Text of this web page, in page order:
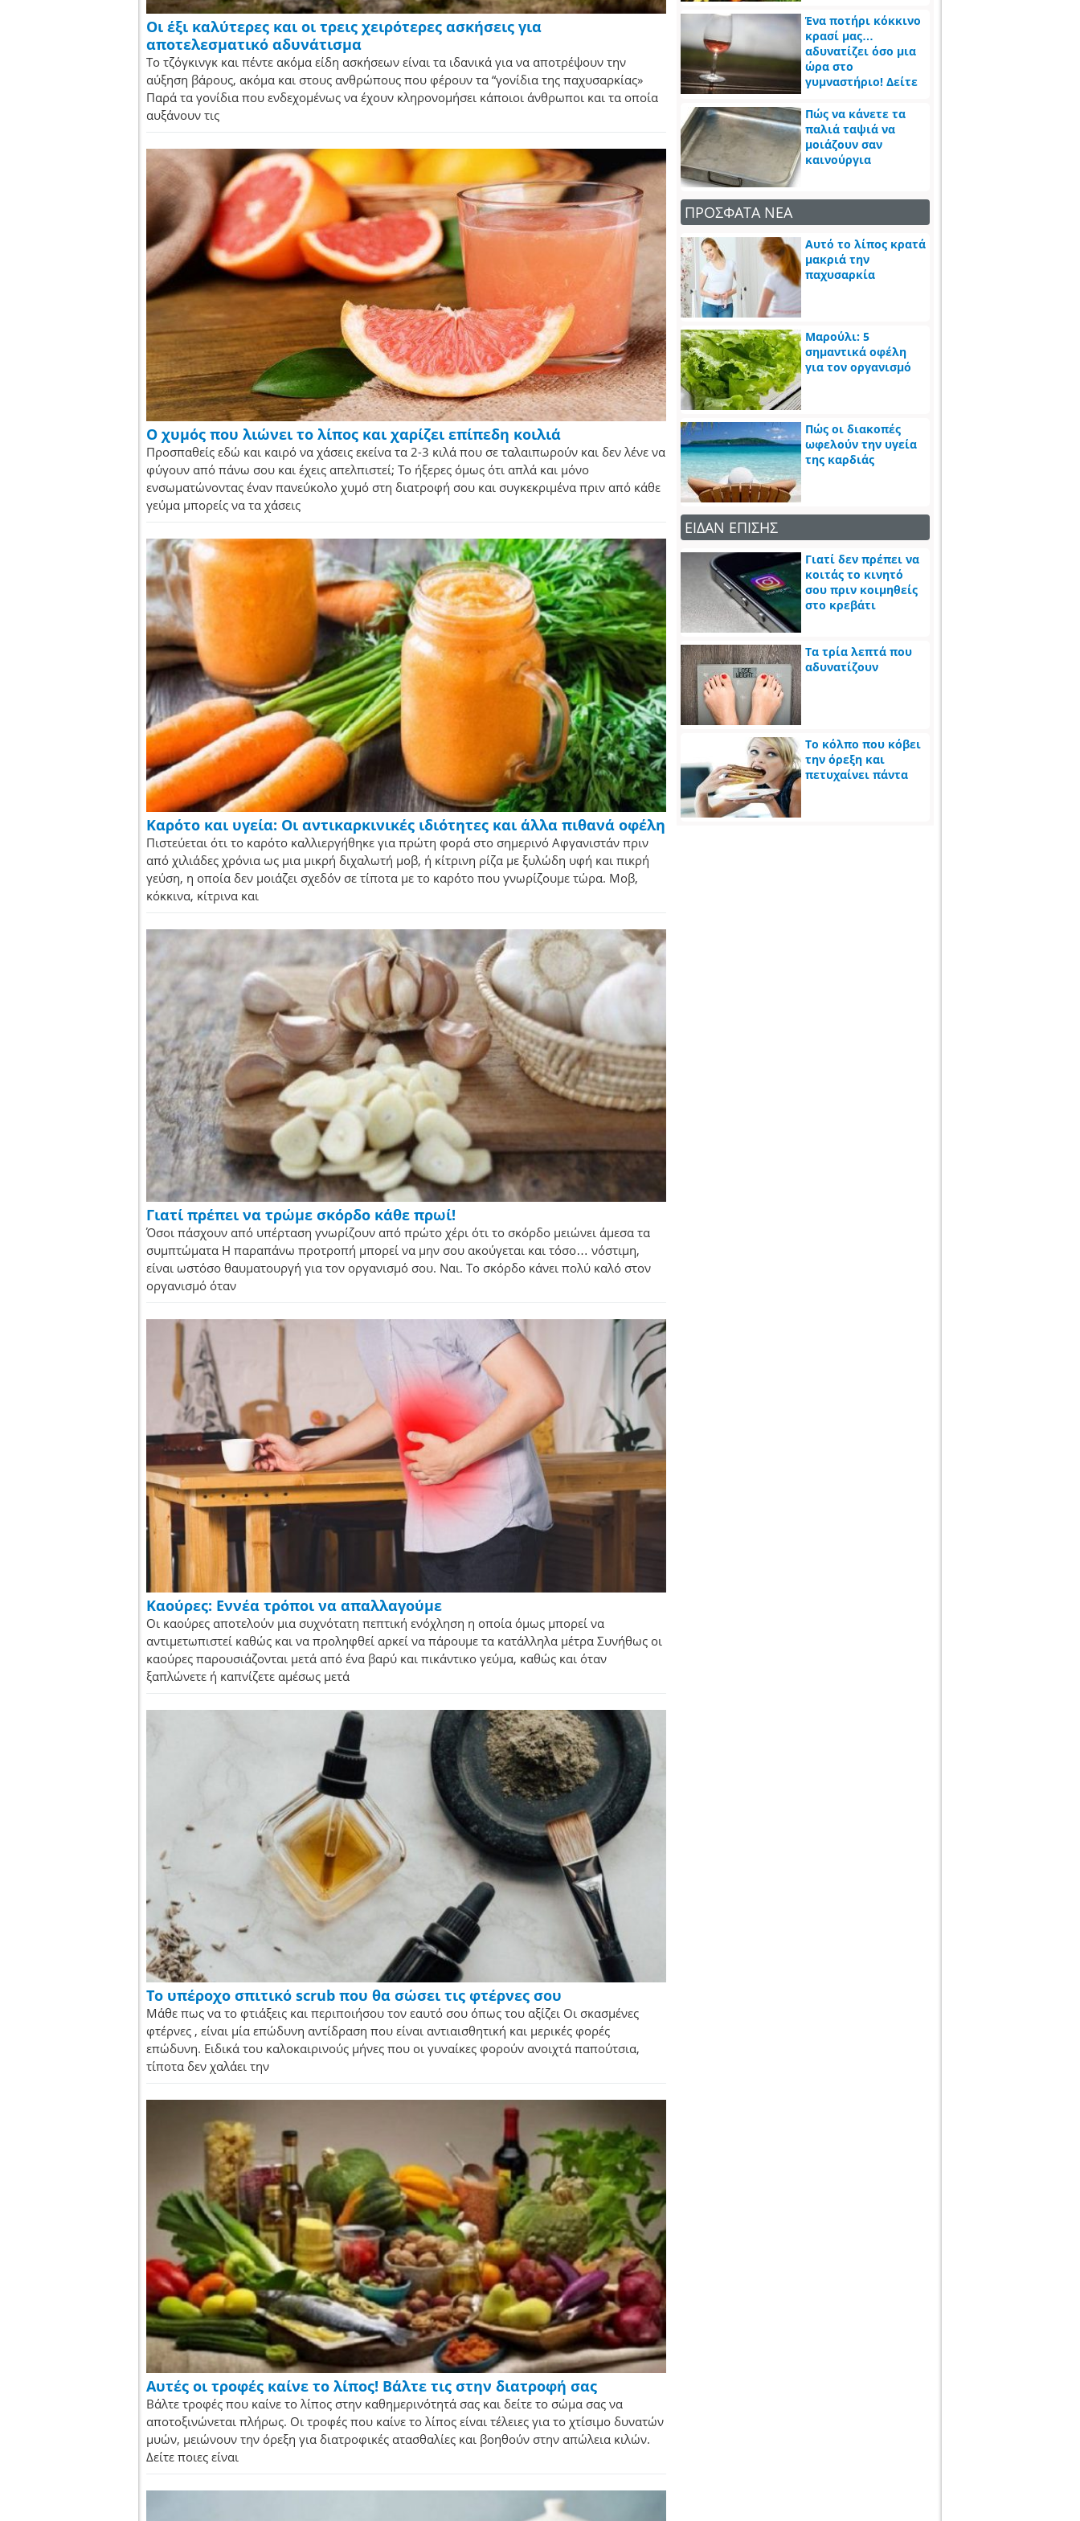
Οι έξι καλύτερες και οι τρεις χειρότερες ασκήσεις για
αποτελεσματικό αδυνάτισμα
Το τζόγκινγκ και πέντε ακόμα είδη ασκήσεων είναι τα ιδανικά για να αποτρέψουν την
αύξηση βάρους, ακόμα και στους ανθρώπους που φέρουν τα “γονίδια της παχυσαρκίας»
Παρά τα γονίδια που ενδεχομένως να έχουν κληρονομήσει κάποιοι άνθρωποι και τα οποία
αυξάνουν τις
Ο χυμός που λιώνει το λίπος και χαρίζει επίπεδη κοιλιά
Προσπαθείς εδώ και καιρό να χάσεις εκείνα τα 2-3 κιλά που σε ταλαιπωρούν και δεν λένε να
φύγουν από πάνω σου και έχεις απελπιστεί; Το ήξερες όμως ότι απλά και μόνο
ενσωματώνοντας έναν πανεύκολο χυμό στη διατροφή σου και συγκεκριμένα πριν από κάθε
γεύμα μπορείς να τα χάσεις
Καρότο και υγεία: Οι αντικαρκινικές ιδιότητες και άλλα πιθανά οφέλη
Πιστεύεται ότι το καρότο καλλιεργήθηκε για πρώτη φορά στο σημερινό Αφγανιστάν πριν
από χιλιάδες χρόνια ως μια μικρή διχαλωτή μοβ, ή κίτρινη ρίζα με ξυλώδη υφή και πικρή
γεύση, η οποία δεν μοιάζει σχεδόν σε τίποτα με το καρότο που γνωρίζουμε τώρα. Μοβ,
κόκκινα, κίτρινα και
Γιατί πρέπει να τρώμε σκόρδο κάθε πρωί!
Όσοι πάσχουν από υπέρταση γνωρίζουν από πρώτο χέρι ότι το σκόρδο μειώνει άμεσα τα
συμπτώματα Η παραπάνω προτροπή μπορεί να μην σου ακούγεται και τόσο… νόστιμη,
είναι ωστόσο θαυματουργή για τον οργανισμό σου. Ναι. Το σκόρδο κάνει πολύ καλό στον
οργανισμό όταν
Καούρες: Εννέα τρόποι να απαλλαγούμε
Οι καούρες αποτελούν μια συχνότατη πεπτική ενόχληση η οποία όμως μπορεί να
αντιμετωπιστεί καθώς και να προληφθεί αρκεί να πάρουμε τα κατάλληλα μέτρα Συνήθως οι
καούρες παρουσιάζονται μετά από ένα βαρύ και πικάντικο γεύμα, καθώς και όταν
ξαπλώνετε ή καπνίζετε αμέσως μετά
Το υπέροχο σπιτικό scrub που θα σώσει τις φτέρνες σου
Μάθε πως να το φτιάξεις και περιποιήσου τον εαυτό σου όπως του αξίζει Οι σκασμένες
φτέρνες , είναι μία επώδυνη αντίδραση που είναι αντιαισθητική και μερικές φορές
επώδυνη. Ειδικά του καλοκαιρινούς μήνες που οι γυναίκες φορούν ανοιχτά παπούτσια,
τίποτα δεν χαλάει την
Αυτές οι τροφές καίνε το λίπος! Βάλτε τις στην διατροφή σας
Βάλτε τροφές που καίνε το λίπος στην καθημερινότητά σας και δείτε το σώμα σας να
αποτοξινώνεται πλήρως. Οι τροφές που καίνε το λίπος είναι τέλειες για το χτίσιμο δυνατών
μυών, μειώνουν την όρεξη για διατροφικές ατασθαλίες και βοηθούν στην απώλεια κιλών.
Δείτε ποιες είναι
Ένα ποτήρι κόκκινο
κρασί μας…
αδυνατίζει όσο μια
ώρα στο
γυμναστήριο! Δείτε
Πώς να κάνετε τα
παλιά ταψιά να
μοιάζουν σαν
καινούργια
ΠΡΟΣΦΑΤΑ ΝΕΑ
Αυτό το λίπος κρατά
μακριά την
παχυσαρκία
Μαρούλι: 5
σημαντικά οφέλη
για τον οργανισμό
Πώς οι διακοπές
ωφελούν την υγεία
της καρδιάς
ΕΙΔΑΝ ΕΠΙΣΗΣ
Γιατί δεν πρέπει να
κοιτάς το κινητό
σου πριν κοιμηθείς
στο κρεβάτι
Τα τρία λεπτά που
αδυνατίζουν
Το κόλπο που κόβει
την όρεξη και
πετυχαίνει πάντα